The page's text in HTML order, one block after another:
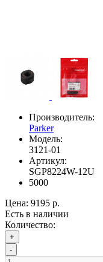
Производитель:
Parker
Модель:
3121-01
Артикул:
SGP8224W-12U
5000
Цена: 9195 р.
Есть в наличии
Количество:
+
-